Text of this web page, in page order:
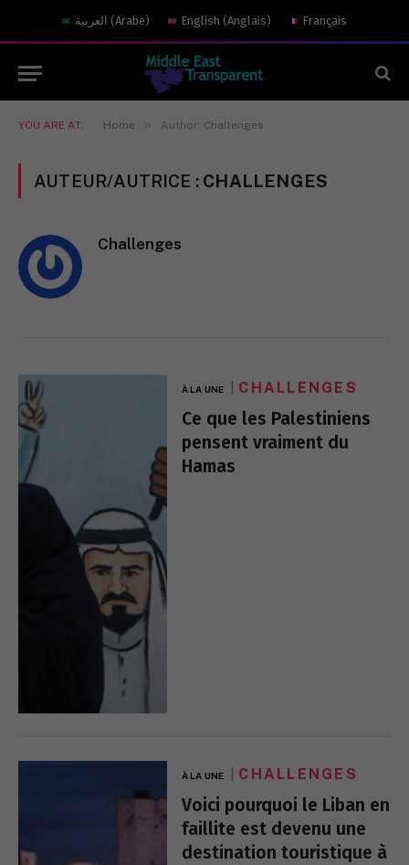
العربية (Arabe) English (Anglais) Français
YOU ARE AT: Home » Author: Challenges
AUTEUR/AUTRICE : CHALLENGES
Challenges
À LA UNE CHALLENGES
Ce que les Palestiniens
pensent vraiment du
Hamas
À LA UNE CHALLENGES
Voici pourquoi le Liban en
faillite est devenu une
destination touristique à